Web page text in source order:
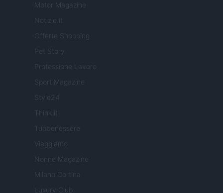
Motor Magazine
Notizie.it
Offerte Shopping
Professione Lavoro
Sport Magazine
Style24
Think.it
Tuobenessere
Viaggiamo
Nonne Magazine
Milano Cortina
Luxury Club